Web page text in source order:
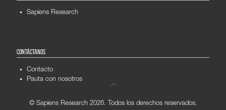
Sapiens Research
CONTÁCTANOS
Contacto
Pauta con nosotros
© Sapiens Research 2026. Todos los derechos reservados.